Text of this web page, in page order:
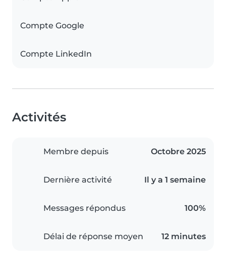
Compte Google
Compte LinkedIn
Activités
Membre depuis Octobre 2025
Dernière activité Il y a 1 semaine
Messages répondus 100%
Délai de réponse moyen 12 minutes